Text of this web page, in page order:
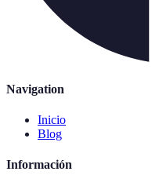
Navigation
Inicio
Blog
Información